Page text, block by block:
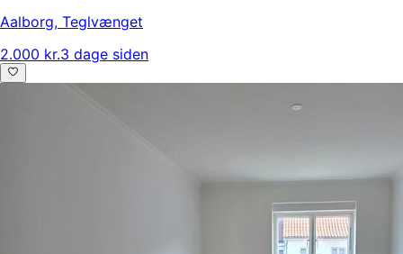
Aalborg, Teglvænget
2.000 kr.3 dage siden